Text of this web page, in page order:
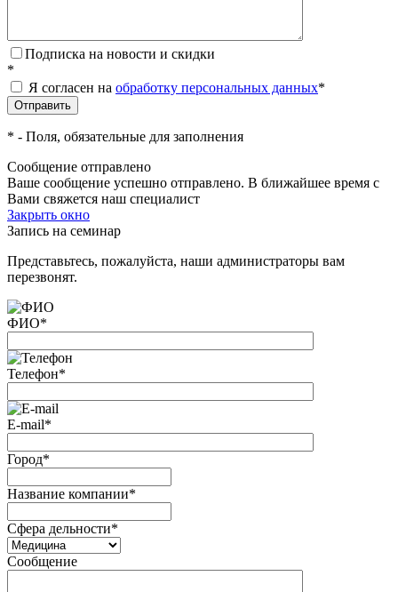
Подписка на новости и скидки
*
Я согласен на обработку персональных данных*
* - Поля, обязательные для заполнения
Сообщение отправлено
Ваше сообщение успешно отправлено. В ближайшее время с
Вами свяжется наш специалист
Закрыть окно
Запись на семинар
Представьтесь, пожалуйста, наши администраторы вам
перезвонят.
ФИО*
Телефон*
E-mail*
Город*
Название компании*
Сфера дельности*
Сообщение